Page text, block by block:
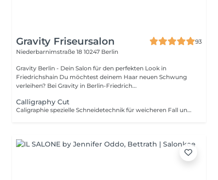
Gravity Friseursalon
93
Niederbarnimstraße 18 10247 Berlin
Gravity Berlin - Dein Salon für den perfekten Look in
Friedrichshain Du möchtest deinem Haar neuen Schwung
verleihen? Bei Gravity in Berlin-Friedrich...
Calligraphy Cut
Caligraphie spezielle Schneidetechnik für weicheren Fall und längere Haltbarkeit. Im Salon überwiegend bei Valentina Bei Tine erfolgt diese Technik nur auf Anfrage bzw. in Einzelfällen.